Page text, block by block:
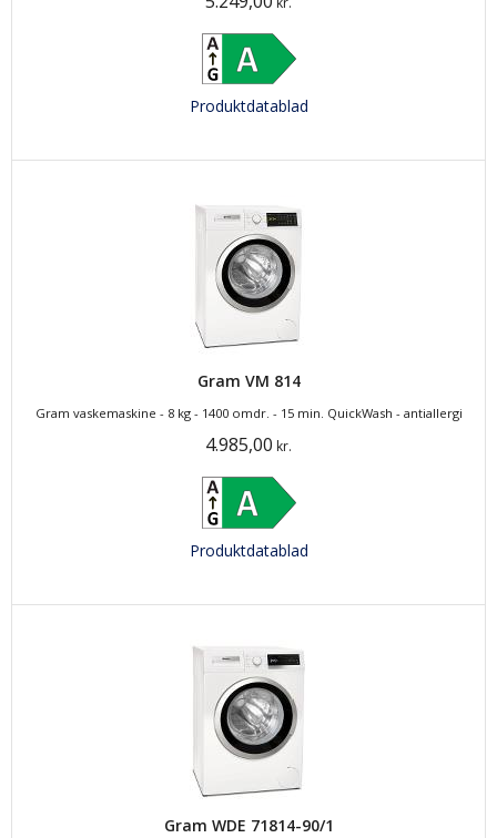
Produktdatablad
Gram VM 814
Gram vaskemaskine - 8 kg - 1400 omdr. - 15 min. QuickWash - antiallergi
4.985,00 kr.
Produktdatablad
Gram WDE 71814-90/1